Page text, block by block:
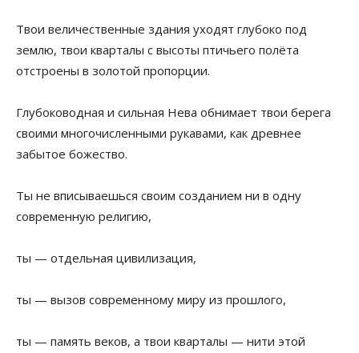
Твои величественные здания уходят глубоко под
землю, твои кварталы с высоты птичьего полёта
отстроены в золотой пропорции.
Глубоководная и сильная Нева обнимает твои берега
своими многочисленными рукавами, как древнее
забытое божество.
Ты не вписываешься своим созданием ни в одну
современную религию,
ты — отдельная цивилизация,
ты — вызов современному миру из прошлого,
ты — память веков, а твои кварталы — нити этой